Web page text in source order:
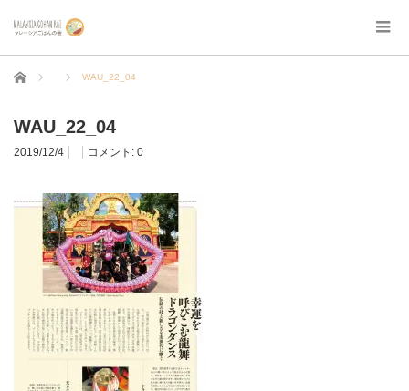
ホーム WAU_22_04
WAU_22_04
2019/12/4 コメント: 0